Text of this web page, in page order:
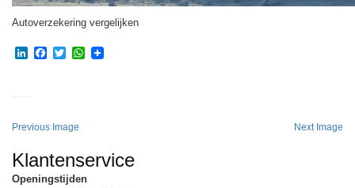
Autoverzekering vergelijken
LinkedIn
Facebook
TwitterWhatsApp
Previous Image Next Image
Klantenservice
Openingstijden